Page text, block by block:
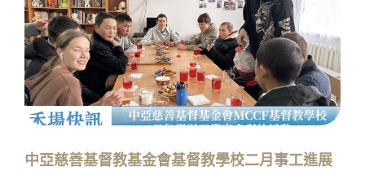
中亞慈善基督教基金會基督教學校二月事工進展